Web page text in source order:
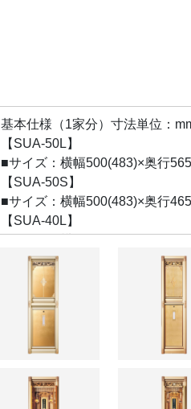
基本仕様（1家分）寸法単位：
【SUA-50L】
■サイズ：横幅500(483)×奥行
【SUA-50S】
■サイズ：横幅500(483)×奥行
【SUA-40L】
【SUA-40S】
■サイズ：横幅400(383)×奥行
【SUA-30L】
■サイズ：横幅300(283)×奥行
【SUA-30S】
■サイズ：横幅300(283)×奥行